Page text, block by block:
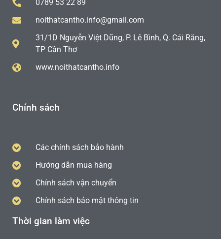
0789 53 22 89
noithatcantho.info@gmail.com
31/1D Nguyễn Việt Dũng, P. Lê Bình, Q. Cái Răng,
TP Cần Thơ
www.noithatcantho.info
Chính sách
Các chính sách bảo hành
Hướng dẫn mua hàng
Chính sách vận chuyển
Chính sách bảo mật thông tin
Thời gian làm việc